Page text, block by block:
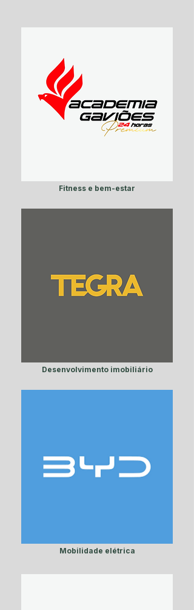
Fitness e bem-estar
Desenvolvimento imobiliário
Mobilidade elétrica